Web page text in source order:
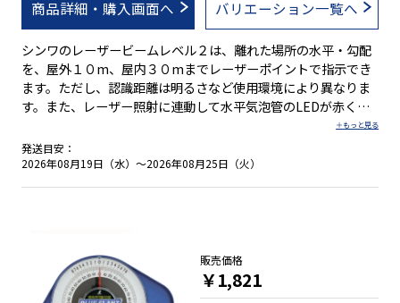
商品詳細・購入画面へ バリエーション一覧へ
シンワのレーザービームレベル２は、離れた場所の水平・勾配
を、屋外１０m、屋内３０mまでレーザーポイントで指示でき
ます。ただし、認識距離は明るさなど使用環境により異なりま
す。また、レーザー照射に連動して水平気泡管のLEDが赤く点
灯し、レーザー光がでていることが一目で分かります。 レーザ
ービームレベル２は、接触センサーや照射スイッチが押された
時にだけレーザーが照射される安全設計です。 ●離れた場所の
発送目安：
2026年08月19日（水）～2026年08月25日（火）
販売価格
￥1,821